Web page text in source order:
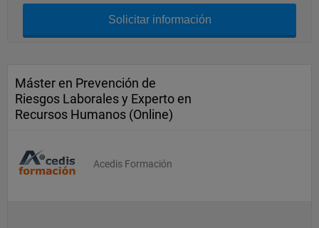
Solicitar información
Máster en Prevención de
Riesgos Laborales y Experto en
Recursos Humanos (Online)
Acedis Formación